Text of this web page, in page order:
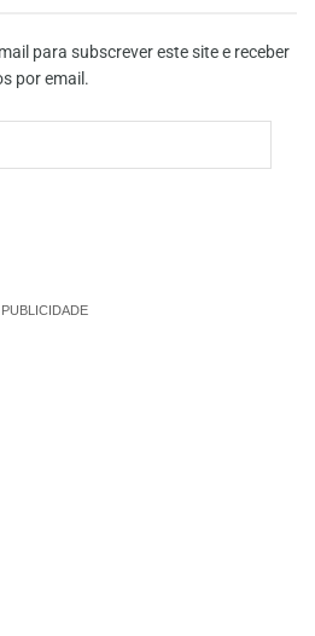
para subscrever este site e receber
por email.
PUBLICIDADE